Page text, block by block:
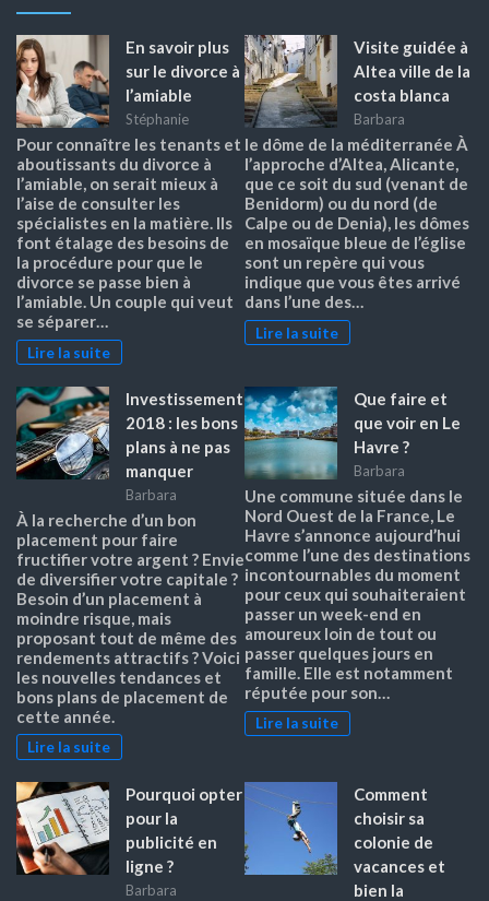
En savoir plus
sur le divorce à
l’amiable
Stéphanie
Pour connaître les tenants et
aboutissants du divorce à
l’amiable, on serait mieux à
l’aise de consulter les
spécialistes en la matière. Ils
font étalage des besoins de
la procédure pour que le
divorce se passe bien à
l’amiable. Un couple qui veut
se séparer…
Lire la suite
Visite guidée à
Altea ville de la
costa blanca
Barbara
le dôme de la méditerranée À
l’approche d’Altea, Alicante,
que ce soit du sud (venant de
Benidorm) ou du nord (de
Calpe ou de Denia), les dômes
en mosaïque bleue de l’église
sont un repère qui vous
indique que vous êtes arrivé
dans l’une des…
Lire la suite
Investissement
2018 : les bons
plans à ne pas
manquer
Barbara
À la recherche d’un bon
placement pour faire
fructifier votre argent ? Envie
de diversifier votre capitale ?
Besoin d’un placement à
moindre risque, mais
proposant tout de même des
rendements attractifs ? Voici
les nouvelles tendances et
bons plans de placement de
cette année.
Lire la suite
Que faire et
que voir en Le
Havre ?
Barbara
Une commune située dans le
Nord Ouest de la France, Le
Havre s’annonce aujourd’hui
comme l’une des destinations
incontournables du moment
pour ceux qui souhaiteraient
passer un week-end en
amoureux loin de tout ou
passer quelques jours en
famille. Elle est notamment
réputée pour son…
Lire la suite
Pourquoi opter
pour la
publicité en
ligne ?
Barbara
Comment
choisir sa
colonie de
vacances et
bien la